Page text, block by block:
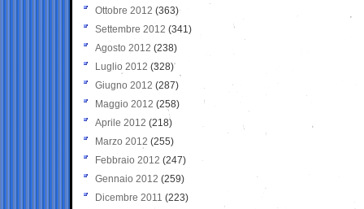
Ottobre 2012 (363)
Settembre 2012 (341)
Agosto 2012 (238)
Luglio 2012 (328)
Giugno 2012 (287)
Maggio 2012 (258)
Aprile 2012 (218)
Marzo 2012 (255)
Febbraio 2012 (247)
Gennaio 2012 (259)
Dicembre 2011 (223)